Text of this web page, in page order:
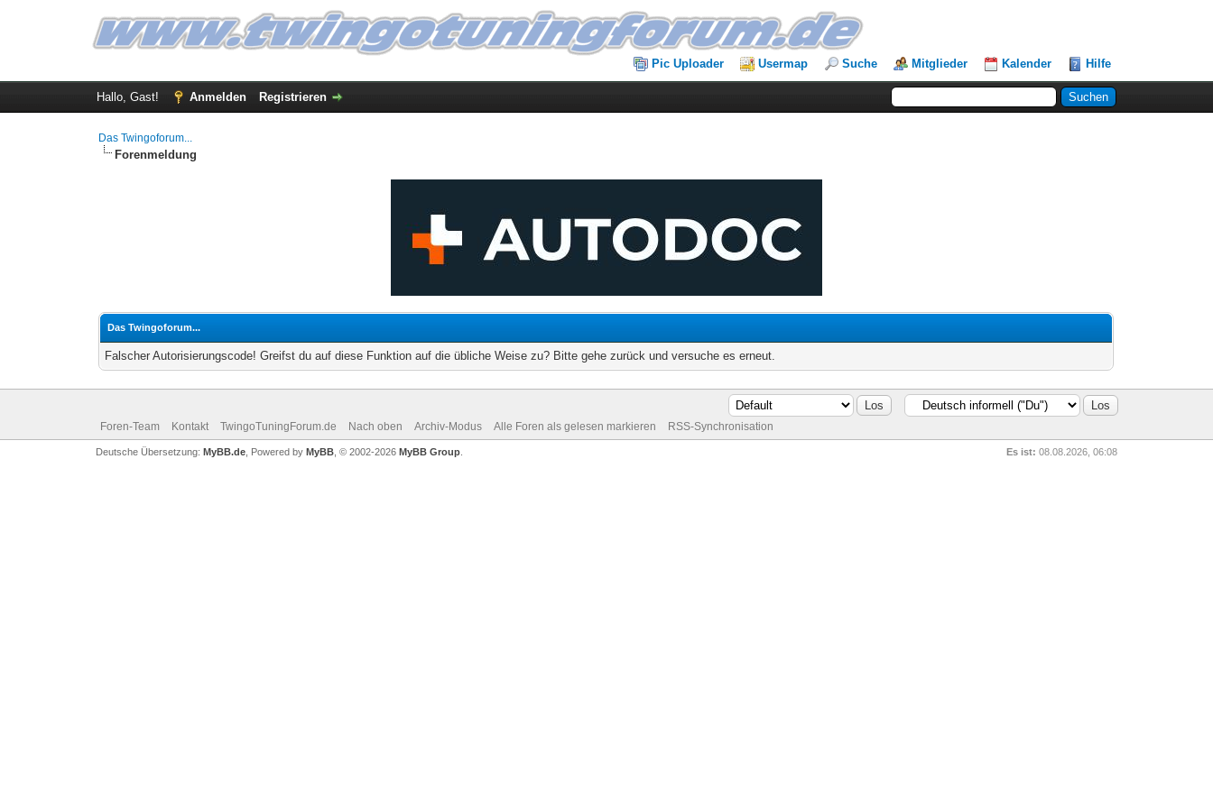
Pic Uploader Usermap Suche Mitglieder Kalender Hilfe
Hallo, Gast! Anmelden Registrieren
Das Twingoforum...
Forenmeldung
Das Twingoforum...
Falscher Autorisierungscode! Greifst du auf diese Funktion auf die übliche Weise zu? Bitte gehe zurück und versuche es erneut.
Foren-Team Kontakt TwingoTuningForum.de Nach oben Archiv-Modus Alle Foren als gelesen markieren RSS-Synchronisation
Es ist: 08.08.2026, 06:08
Deutsche Übersetzung: MyBB.de, Powered by MyBB, © 2002-2026 MyBB Group.